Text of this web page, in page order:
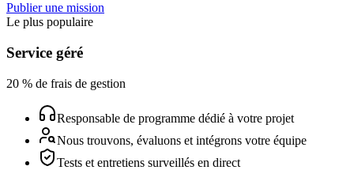
Publier une mission
Le plus populaire
Service géré
20 % de frais de gestion
Responsable de programme dédié à votre projet
Nous trouvons, évaluons et intégrons votre équipe
Tests et entretiens surveillés en direct